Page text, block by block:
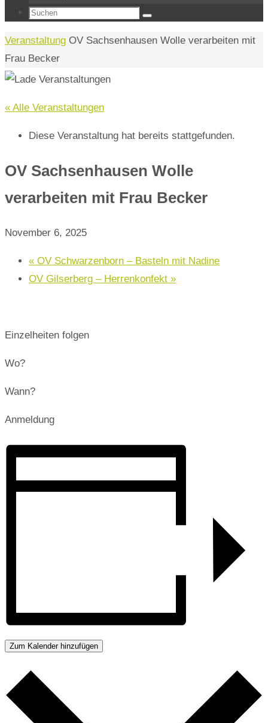
Suchen
Suchen
Start
Veranstaltung OV Sachsenhausen Wolle verarbeiten mit
Frau Becker
« Alle Veranstaltungen
Diese Veranstaltung hat bereits stattgefunden.
OV Sachsenhausen Wolle
verarbeiten mit Frau Becker
November 6, 2025
« OV Schwarzenborn – Basteln mit Nadine
OV Gilserberg – Herrenkonfekt »
Einzelheiten folgen
Wo?
Wann?
Anmeldung
Zum Kalender hinzufügen